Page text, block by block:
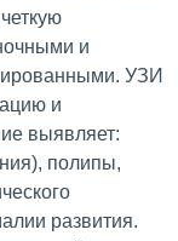
и
УЗИ
и
выявляет:
полипы,
развития.